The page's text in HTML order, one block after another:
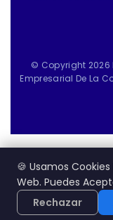
© Copyright 2026
Empresarial De La
🍪 Usamos
Web. Puedes
Rechazar